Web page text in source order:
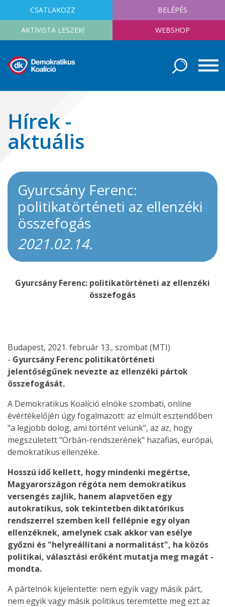
CSATLAKOZZ BELÉPÉS
AKTIVISTA LESZEK! WEBSHOP
Hírek -
aktuális
Gyurcsány Ferenc:
politikatörténeti az ellenzéki
összefogás
2021.02.14.
Gyurcsány Ferenc: politikatörténeti az ellenzéki
összefogás
Budapest, 2021. február 13., szombat (MTI)
- Gyurcsány Ferenc politikatörténeti
jelentőségűnek nevezte az ellenzéki pártok
összefogását.
A Demokratikus Koalíció elnöke szombati, online
évértékelőjén úgy fogalmazott: az elmúlt esztendőben
"a legjobb dolog, ami történt velünk", az az, hogy
megszületett "Orbán-rendszerének" hazafias, európai,
demokratikus ellenzéke.
Hosszú idő kellett, hogy mindenki megértse,
Magyarországon régóta nem demokratikus
versengés zajlik, hanem alapvetően egy
autokratikus, sok tekintetben diktatórikus
rendszerrel szemben kell fellépnie egy olyan
ellenzéknek, amelynek csak akkor van esélye
győzni és "helyreállítani a normalitást", ha közös
politikai, választási erőként mutatja meg magát -
mondta.
A pártelnök kijelentette: nem egyik vagy másik párt,
nem egyik vagy másik politikus teremtette meg ezt az